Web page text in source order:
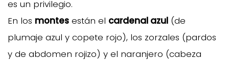
es un privilegio.
En los montes están el cardenal azul (de
plumaje azul y copete rojo), los zorzales (pardos
y de abdomen rojizo) y el naranjero (cabeza